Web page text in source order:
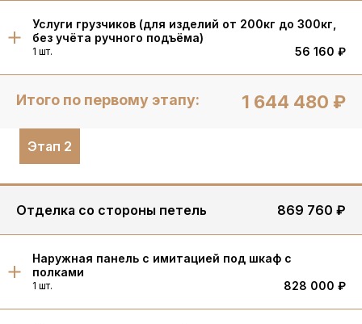
Услуги грузчиков (для изделий от 200кг до 300кг,
без учёта ручного подъёма)
1 шт. 56 160 ₽
Итого по первому этапу: 1 644 480 ₽
Этап 2
Отделка со стороны петель 869 760 ₽
Наружная панель с имитацией под шкаф с
полками
1 шт. 828 000 ₽